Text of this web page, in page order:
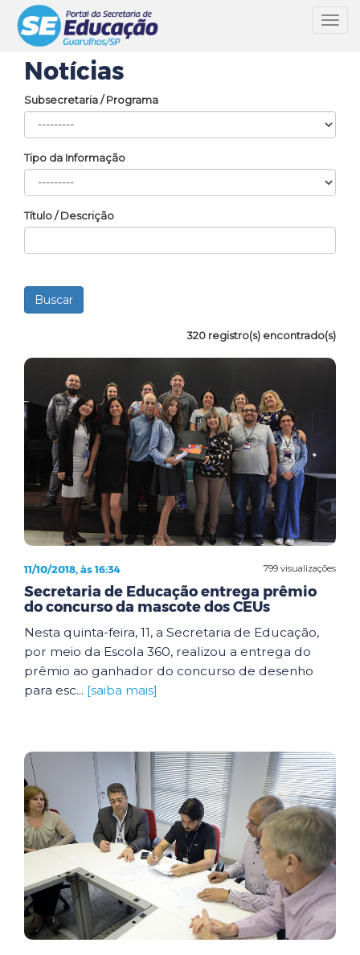
Notícias
Subsecretaria / Programa
Tipo da Informação
Título / Descrição
320 registro(s) encontrado(s)
799 visualizações
11/10/2018, às 16:34
Secretaria de Educação entrega prêmio
do concurso da mascote dos CEUs
Nesta quinta-feira, 11, a Secretaria de Educação,
por meio da Escola 360, realizou a entrega do
prêmio ao ganhador do concurso de desenho
para esc... [saiba mais]